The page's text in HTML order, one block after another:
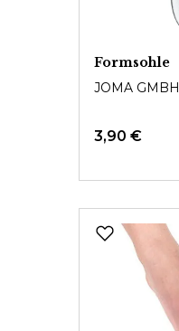
Formsohle
JOMA GMBH
3,90 €